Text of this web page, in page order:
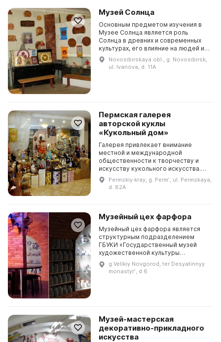
Музей Солнца
Основным предметом изучения в
Музее Солнца является роль
Солнца в древних и современных
культурах, его влияние на людей и
окружающую среду. Музей Солнца
- это очень интересное место, где
представлены...
Novosibirskaya obl., g. Novosibirsk,
ul. Ivanova, d. 11A
Пермская галерея
авторской куклы
«Кукольный дом»
Галерея привлекает внимание
местной и международной
общественности к творчеству и
искусству кукольного искусства.
Пермская галерея авторской куклы
«Кукольный дом» существует уже
Permskiy kray, g. Permʹ, ul. Permskaya,
d. 82A
Музейный цех фарфора
Музейный цех фарфора является
структурным подразделением
ГБУКИ «Государственный музей
художественной культуры
Новгородской земли», открытие
которого произошло 17 марта 2011
года. Экспозиция была созда...
g Velikiy Novgorod, ter Desyatinnyy
monastyrʹ, d 6
Музей-мастерская
декоративно-прикладного
искусства